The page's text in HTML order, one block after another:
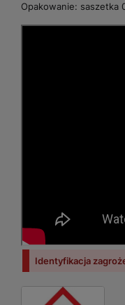
Opakowanie: saszetka
Identyfikacja